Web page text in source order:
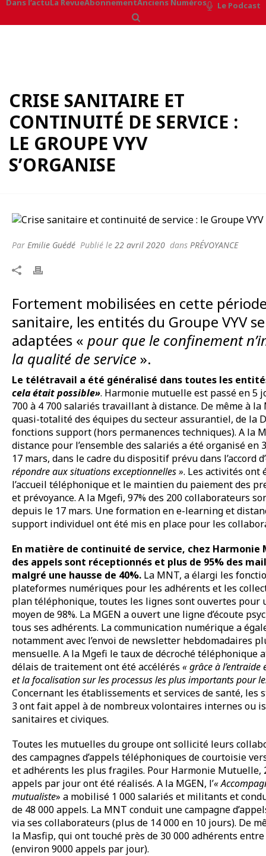
Dans l’actu La RevueAbonnementAnciens Numéros Le Podcast
CRISE SANITAIRE ET
CONTINUITÉ DE SERVICE :
LE GROUPE VYV
S’ORGANISE
Par Emilie Guédé Publié le 22 avril 2020 dans PRÉVOYANCE
Fortement mobilisées en cette
sanitaire, les entités du Groupe VYV
adaptées « pour que le confinement
la qualité de service».
Le télétravail a été généralisé dans toutes les
cela était possible». Harmonie mutuelle est passé en 5
700 à 4 700 salariés travaillant à distance. De même à la
quasi-totalité des équipes du secteur assurantiel, de la
fonctions support (hors permanences techniques). A la
distance pour l’ensemble des salariés a été organisé en
17 mars, dans le cadre du dispositif prévu dans l’accord
répondre aux situations exceptionnelles ». Les activités ont
l’accueil téléphonique et le maintien du paiement des
et prévoyance. A la Mgefi, 97% des 200 collaborateurs
depuis le 17 mars. Une formation en e-learning et
support individuel ont été mis en place pour les
En matière de continuité de service, chez Harmonie
des appels sont réceptionnés et plus de 95% des
malgré une hausse de 40%. La MNT, a élargi les
plateformes numériques pour les adhérents et les
plan téléphonique, toutes les lignes sont ouvertes pour
moyen de 98%. La MGEN a ouvert une ligne d’écoute
tous ses adhérents. La communication numérique a
notamment avec l’envoi de newsletter hebdomadaires
mensuelle. A la Mgefi le taux de décroché téléphonique
délais de traitement ont été accélérés « grâce à l’entraide
et la focalisation sur les processus les plus importants pour
Concernant les établissements et services de santé, les
3 ont fait appel à de nombreux volontaires internes ou
sanitaires et civiques.
Toutes les mutuelles du groupe ont sollicité leurs
des campagnes d’appels téléphoniques de courtoisie
et adhérents les plus fragiles. Pour Harmonie Mutuelle,
appels par jour ont été réalisés. A la MGEN, l’«
mutualiste» a mobilisé 1 000 salariés et militants et
de 48 000 appels. La MNT conduit une campagne
via ses collaborateurs (plus de 14 000 en 10 jours). De
la Masfip, qui ont touché près de 30 000 adhérents entre
(environ 9000 appels par jour).